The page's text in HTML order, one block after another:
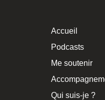
Accueil
Podcasts
Me soutenir
Qui suis-je ?